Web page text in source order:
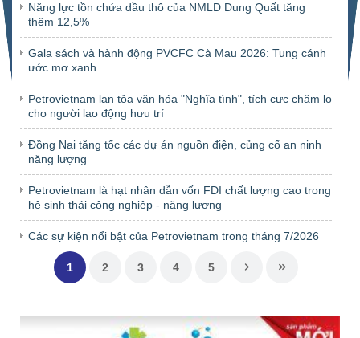
Năng lực tồn chứa dầu thô của NMLD Dung Quất tăng
thêm 12,5%
Gala sách và hành động PVCFC Cà Mau 2026: Tung cánh
ước mơ xanh
Petrovietnam lan tỏa văn hóa "Nghĩa tình", tích cực chăm lo
cho người lao động hưu trí
Đồng Nai tăng tốc các dự án nguồn điện, củng cố an ninh
năng lượng
Petrovietnam là hạt nhân dẫn vốn FDI chất lượng cao trong
hệ sinh thái công nghiệp - năng lượng
Các sự kiện nổi bật của Petrovietnam trong tháng 7/2026
1 2 3 4 5